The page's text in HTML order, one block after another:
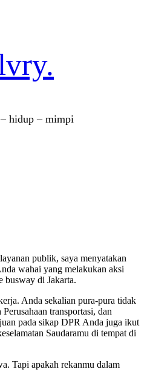
hidup – mimpi
publik, saya menyatakan
wahai yang melakukan aksi
busway di Jakarta.
Anda sekalian pura-pura tidak
transportasi, dan
pada sikap DPR Anda juga ikut
Saudaramu di tempat di
Tapi apakah rekanmu dalam